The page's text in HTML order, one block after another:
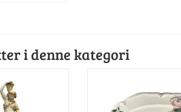
i denne kategori